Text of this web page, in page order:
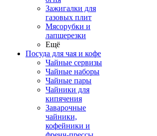
Зажигалки для
газовых плит
Мясорубки и
лапшерезки
Ещё
Посуда для чая и кофе
Чайные сервизы
Чайные наборы
Чайные пары
Чайники для
кипячения
Заварочные
чайники,
кофейники и